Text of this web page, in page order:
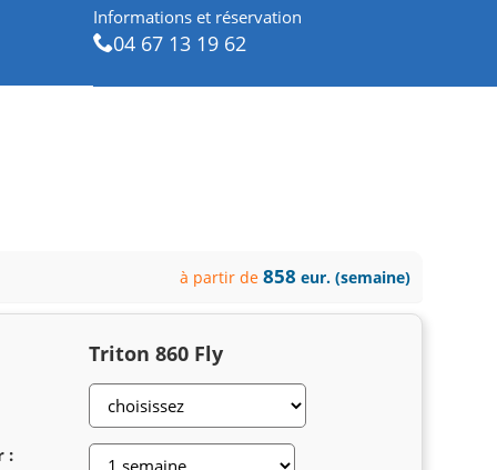
Informations et réservation
04 67 13 19 62
à partir de 858 eur. (semaine)
Triton 860 Fly
: